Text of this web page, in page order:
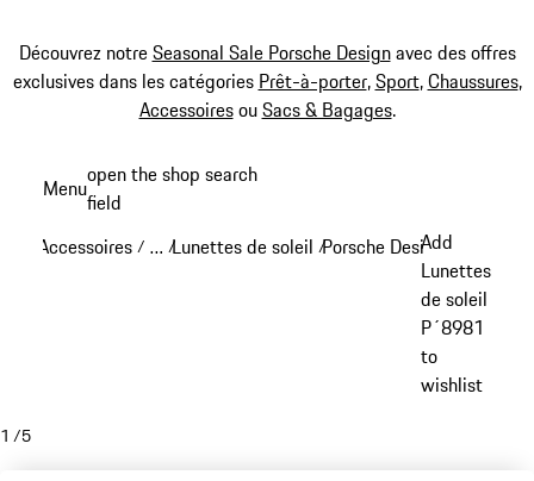
Découvrez notreSeasonal Sale Porsche Designavec des offres
exclusives dans les catégories Prêt-à-porter,Sport,Chaussures,
AccessoiresouSacs & Bagages.
principal
Menuopen the shop search
field
Accessoires / …
Reveal collapsed breadcrumb items
/Lunettes de soleil /Porsche Design lunettes
Add
Lunettes
de soleil
P´8981
to
wishlist
1 /5